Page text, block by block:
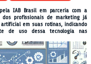
IAB Brasil em parceria com a
profissionais de marketing já
em suas rotinas, indicando
de uso dessa tecnologia nas